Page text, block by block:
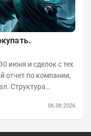
отчет по компании,
06.08.2026